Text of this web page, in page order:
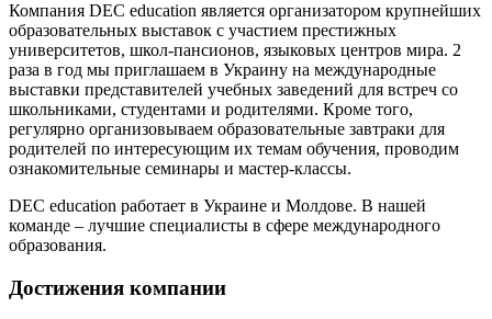
Компания DEC education является организатором крупнейших
образовательных выставок с участием престижных
университетов, школ-пансионов, языковых центров мира. 2
раза в год мы приглашаем в Украину на международные
выставки представителей учебных заведений для встреч со
школьниками, студентами и родителями. Кроме того,
регулярно организовываем образовательные завтраки для
родителей по интересующим их темам обучения, проводим
ознакомительные семинары и мастер-классы.
DEC education работает в Украине и Молдове. В нашей
команде – лучшие специалисты в сфере международного
образования.
Достижения компании